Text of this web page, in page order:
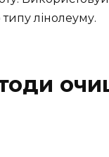
лінолеуму.